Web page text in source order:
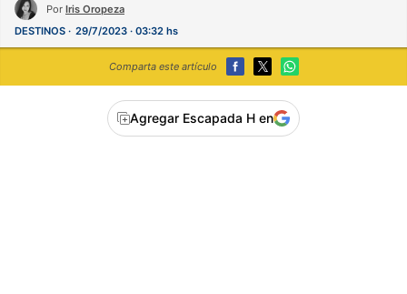
Por Iris Oropeza
DESTINOS
29/7/2023 · 03:32 hs
Comparta este artículo
Agregar Escapada H en